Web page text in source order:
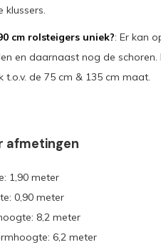
klussers.
cm rolsteigers uniek?: Er kan
en daarnaast nog de
t.o.v. de 75 cm & 135 cm maat.
afmetingen
1,90 meter
0,90 meter
8,2 meter
6,2 meter